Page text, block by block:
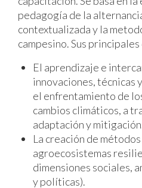
pedagogía de la
contextualizada y la
campesino. Sus principales
El aprendizaje e
innovaciones, técnicas
el enfrentamiento de
cambios climáticos, a
adaptación y
La creación de
agroecosistemas
dimensiones sociales,
y políticas).